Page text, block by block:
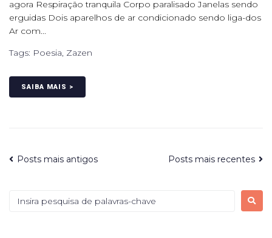
agora Respiração tranquila Corpo paralisado Janelas sendo
erguidas Dois aparelhos de ar condicionado sendo liga-dos
Ar com...
Tags: Poesia Zazen
SAIBA MAIS >
Posts mais antigos Posts mais recentes